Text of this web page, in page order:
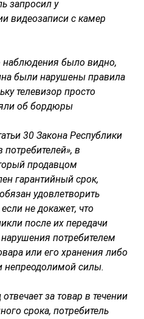
запросил у
видеозаписи с камер
наблюдения было видно,
были нарушены правила
телевизор просто
об бордюры
30 Закона Республики
в
продавцом
гарантийный срок,
удовлетворить
не докажет, что
после их передачи
потребителем
или его хранения либо
непреодолимой силы.
за товар в течении
срока, потребитель